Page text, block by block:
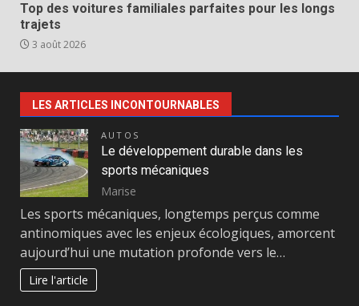
Top des voitures familiales parfaites pour les longs
trajets
3 août 2026
LES ARTICLES INCONTOURNABLES
AUTOS
Le développement durable dans les
sports mécaniques
Marise
Les sports mécaniques, longtemps perçus comme
antinomiques avec les enjeux écologiques, amorcent
aujourd’hui une mutation profonde vers le…
Lire l'article